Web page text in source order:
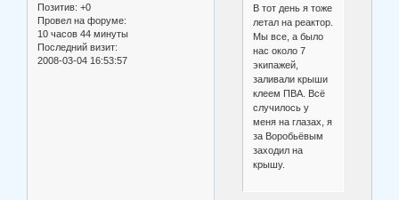
Позитив: +0
Провел на форуме:
10 часов 44 минуты
Последний визит:
2008-03-04 16:53:57
В тот день я тоже
летал на реактор.
Мы все, а было
нас около 7
экипажей,
заливали крыши
клеем ПВА. Всё
случилось у
меня на глазах, я
за Воробьёвым
заходил на
крышу.